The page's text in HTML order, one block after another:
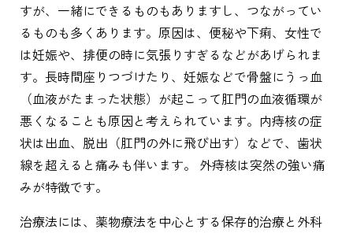
すが、一緒にできるものもありますし、つながってい
るものも多くあります。原因は、便秘や下痢、女性で
は妊娠や、排便の時に気張りすぎるなどがあげられま
す。長時間座りつづけたり、妊娠などで骨盤にうっ血
（血液がたまった状態）が起こって肛門の血液循環が
悪くなることも原因と考えられています。内痔核の症
状は出血、脱出（肛門の外に飛び出す）などで、歯状
線を超えると痛みも伴います。 外痔核は突然の強い痛
みが特徴です。
治療法には、薬物療法を中心とする保存的治療と外科